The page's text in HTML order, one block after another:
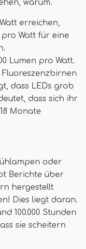
warum.
erreichen,
Watt für eine
Lumen pro Watt.
Fluoreszenzbirnen
dass LEDs grob
dass sich ihr
Monate
oder
Berichte über
hergestellt
Dies liegt daran.
100.000 Stunden
sie scheitern